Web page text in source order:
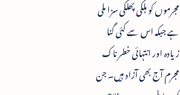
مجرموں کو ہلکی پھلکی سزا ملی
ہے جبکہ اس سے کئی گنا
زیادہ اور انتہائی خطرناک
مجرم آج بھی آزاد ہیں۔ جن